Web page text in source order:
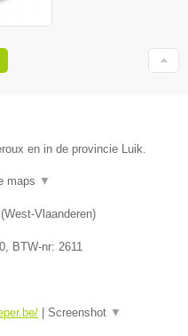
en in de provincie Luik.
maps ▼
(West-Vlaanderen)
, BTW-nr: 2611
Screenshot ▼